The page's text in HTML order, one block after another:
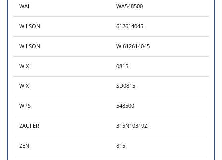
WAI WA548500
WILSON 612614045
WILSON WI612614045
WIX 0815
WIX SD0815
WPS 548500
ZAUFER 315N10319Z
ZEN 815